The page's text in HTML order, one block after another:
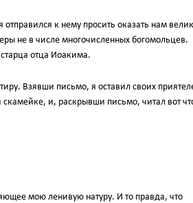
к нему просить оказать нам
не в числе многочисленных богомольцев.
отца Иоакима.
Взявши письмо, я оставил своих
и, раскрывши письмо, читал вот
мою ленивую натуру. И то правда, что